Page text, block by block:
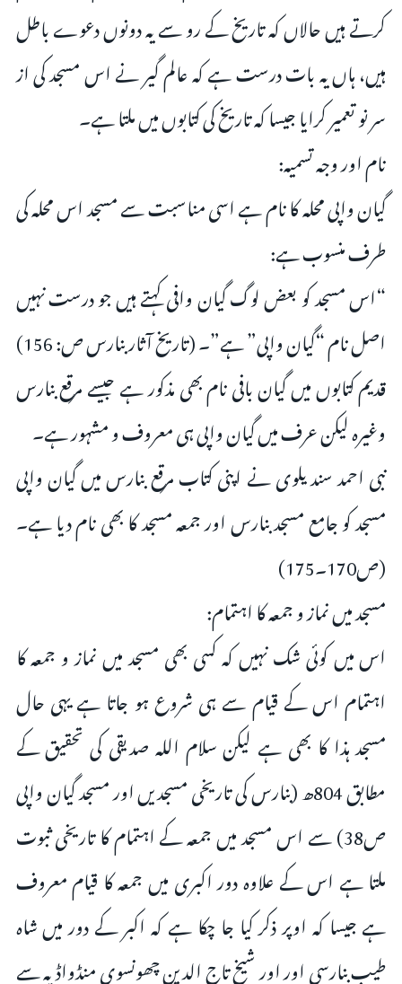
کرتے ہیں حالاں کہ تاریخ کے رو سے یہ دونوں دعوے باطل
ہیں، ہاں یہ بات درست ہے کہ عالم گیر نے اس مسجد کی از
سر نو تعمیر کرایا جیسا کہ تاریخ کی کتابوں میں ملتا ہے۔
نام اور وجہ تسمیہ:
گیان واپی محلہ کا نام ہے اسی مناسبت سے مسجد اس محلہ کی
طرف منسوب ہے:
“اس مسجد کو بعض لوگ گیان وافی کہتے ہیں جو درست نہیں
اصل نام “گیان واپی” ہے”۔ (تاریخ آثار بنارس ص: 156)
قدیم کتابوں میں گیان بافی نام بھی مذکور ہے جیسے مرقع بنارس
وغیرہ لیکن عرف میں گیان واپی ہی معروف و مشہور ہے۔
نبی احمد سندیلوی نے اپنی کتاب مرقع بنارس میں گیان واپی
مسجد کو جامع مسجد بنارس اور جمعہ مسجد کا بھی نام دیا ہے۔
(ص170۔175)
مسجد میں نماز و جمعہ کا اہتمام:
اس میں کوئی شک نہیں کہ کسی بھی مسجد میں نماز و جمعہ کا
اہتمام اس کے قیام سے ہی شروع ہو جاتا ہے یہی حال
مسجد ہذا کا بھی ہے لیکن سلام اللہ صدیقی کی تحقیق کے
مطابق 804ھ (بنارس کی تاریخی مسجدیں اور مسجد گیان واپی
ص38) سے اس مسجد میں جمعہ کے اہتمام کا تاریخی ثبوت
ملتا ہے اس کے علاوہ دور اکبری میں جمعہ کا قیام معروف
ہے جیسا کہ اوپر ذکر کیا جا چکا ہے کہ اکبر کے دور میں شاہ
طیب بنارسی اور اور شیخ تاج الدین چھونسوی منڈواڈیہ سے